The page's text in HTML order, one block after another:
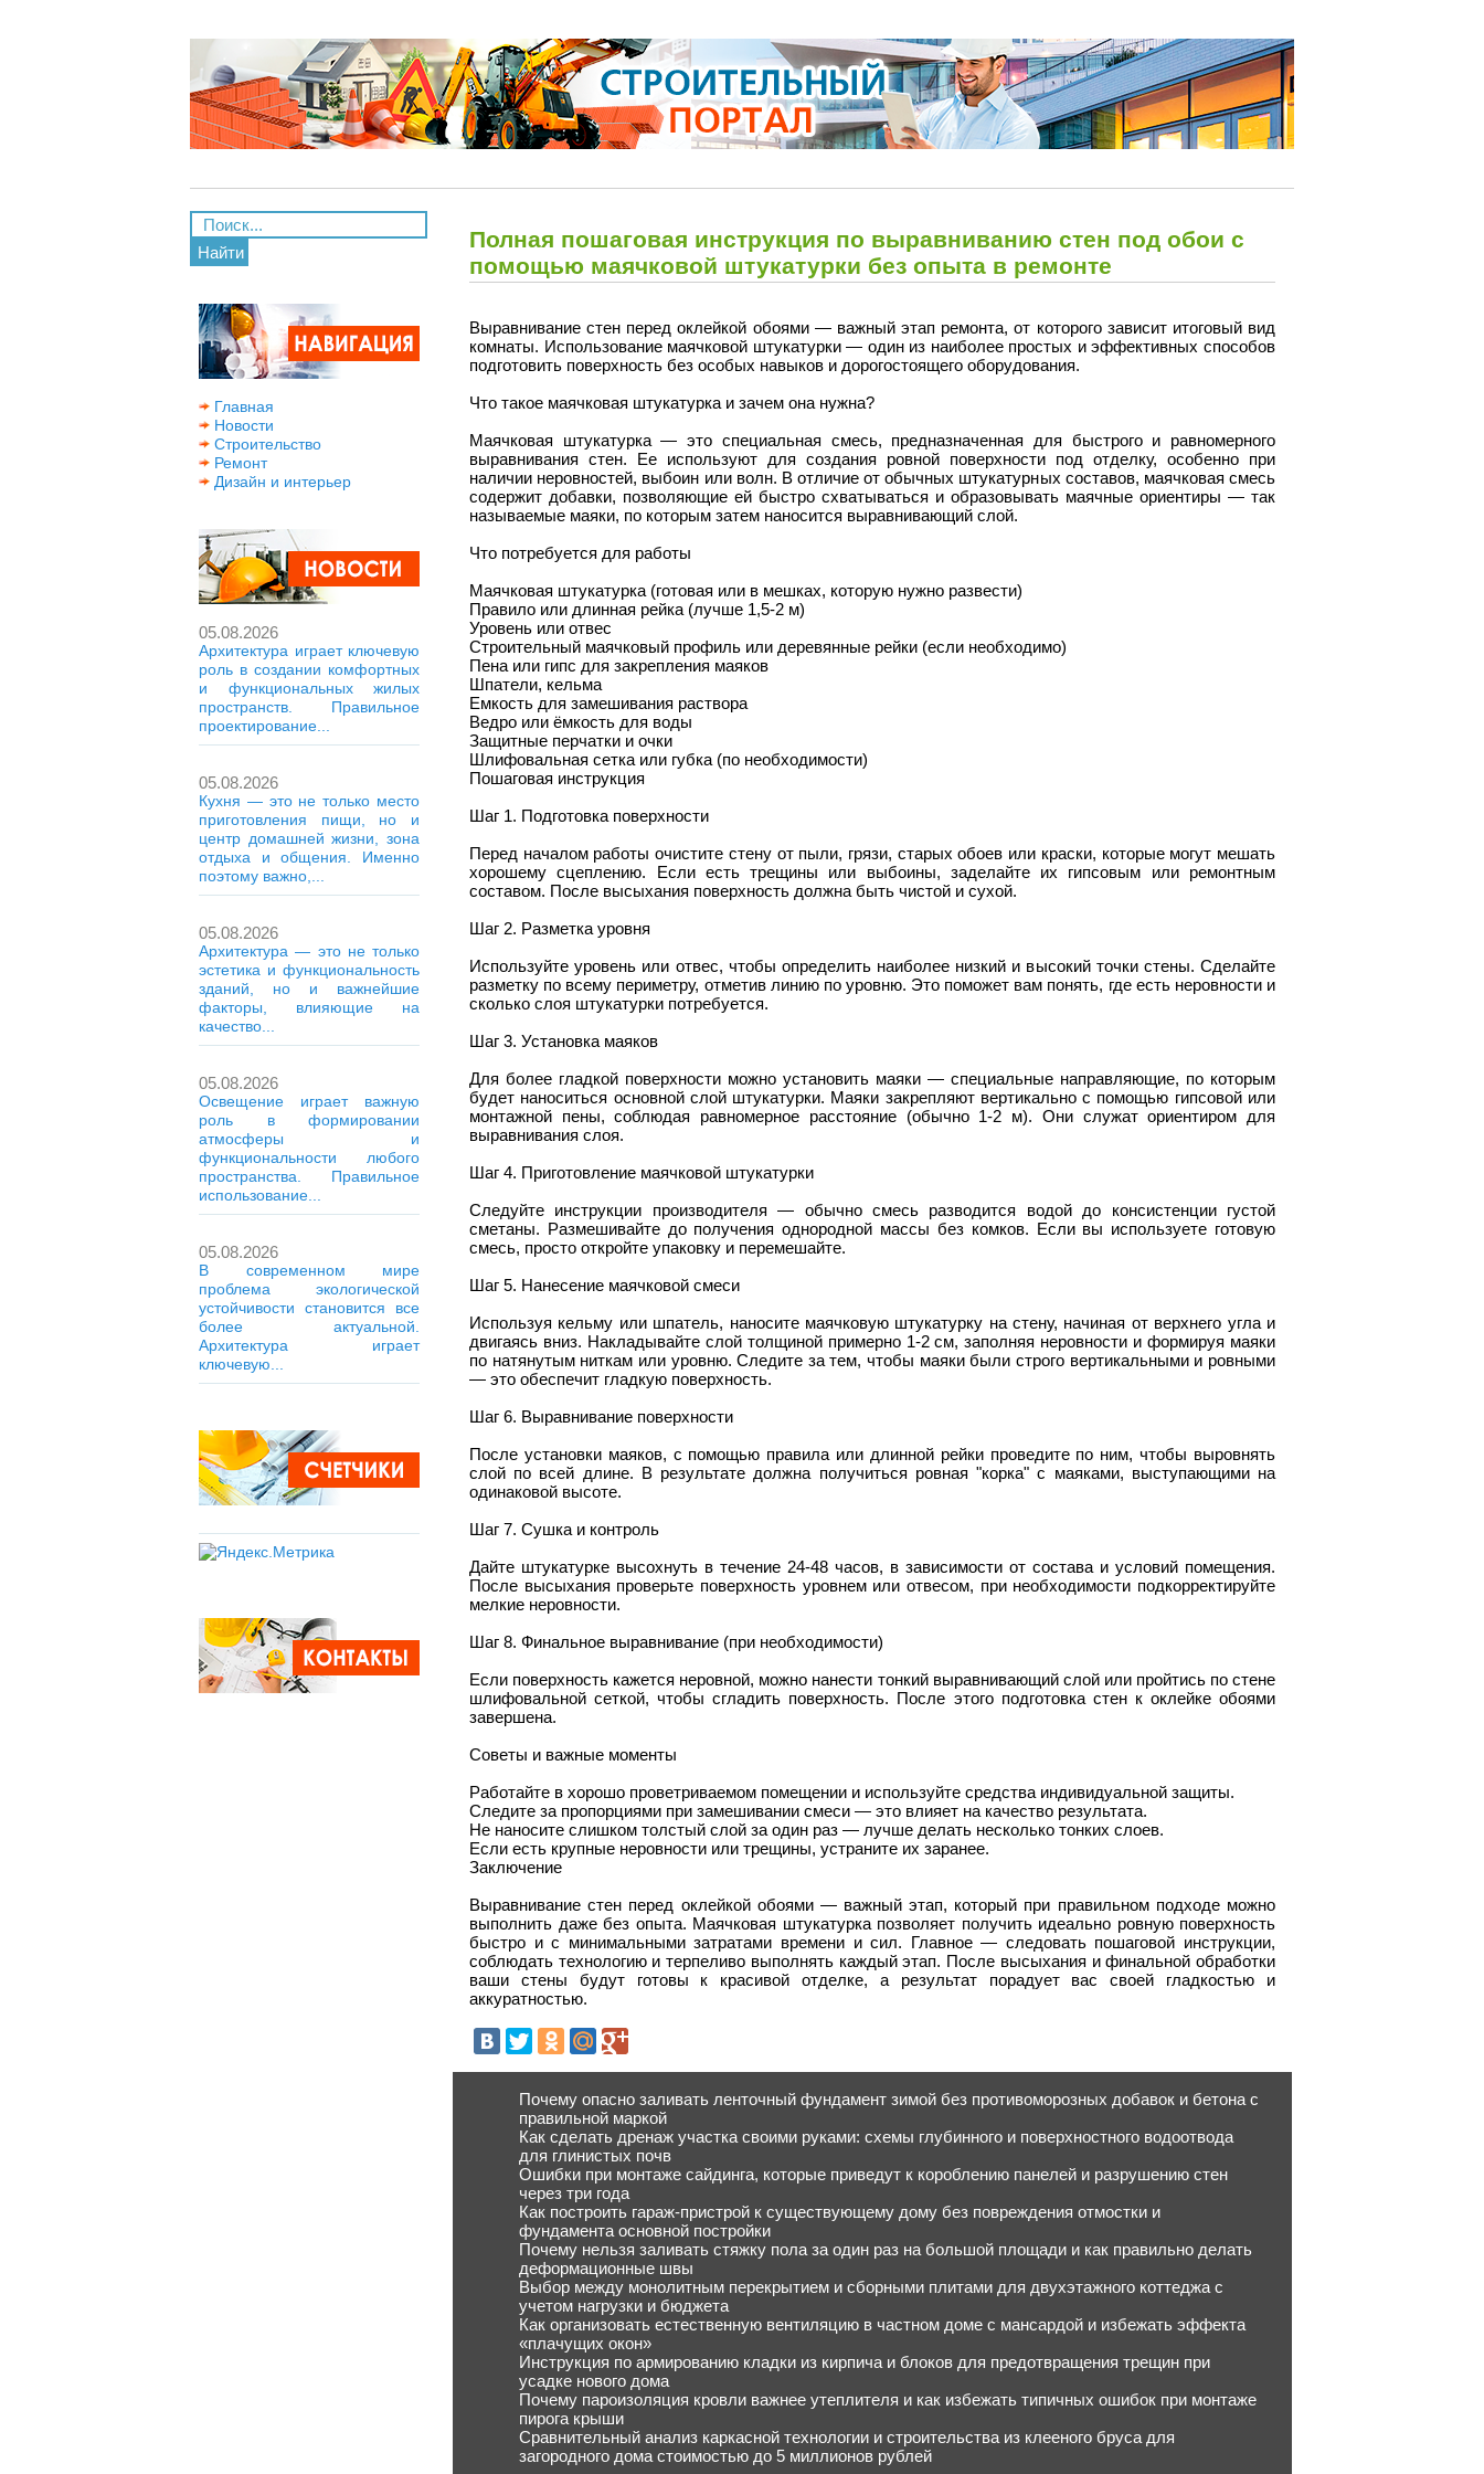
Найти
Главная
Новости
Строительство
Ремонт
Дизайн и интерьер
05.08.2026
Архитектура играет ключевую
роль в создании комфортных
и функциональных жилых
пространств. Правильное
проектирование...
05.08.2026
Кухня — это не только место
приготовления пищи, но и
центр домашней жизни, зона
отдыха и общения. Именно
поэтому важно,...
05.08.2026
Архитектура — это не только
эстетика и функциональность
зданий, но и важнейшие
факторы, влияющие на
качество...
05.08.2026
Освещение играет важную
роль в формировании
атмосферы и
функциональности любого
пространства. Правильное
использование...
05.08.2026
В современном мире
проблема экологической
устойчивости становится все
более актуальной.
Архитектура играет
ключевую...
Полная пошаговая инструкция по выравниванию стен под обои с
помощью маячковой штукатурки без опыта в ремонте
Выравнивание стен перед оклейкой обоями — важный этап ремонта, от которого зависит итоговый вид
комнаты. Использование маячковой штукатурки — один из наиболее простых и эффективных способов
подготовить поверхность без особых навыков и дорогостоящего оборудования.
Что такое маячковая штукатурка и зачем она нужна?
Маячковая штукатурка — это специальная смесь, предназначенная для быстрого и равномерного
выравнивания стен. Ее используют для создания ровной поверхности под отделку, особенно при
наличии неровностей, выбоин или волн. В отличие от обычных штукатурных составов, маячковая смесь
содержит добавки, позволяющие ей быстро схватываться и образовывать маячные ориентиры — так
называемые маяки, по которым затем наносится выравнивающий слой.
Что потребуется для работы
Маячковая штукатурка (готовая или в мешках, которую нужно развести)
Правило или длинная рейка (лучше 1,5-2 м)
Уровень или отвес
Строительный маячковый профиль или деревянные рейки (если необходимо)
Пена или гипс для закрепления маяков
Шпатели, кельма
Емкость для замешивания раствора
Ведро или ёмкость для воды
Защитные перчатки и очки
Шлифовальная сетка или губка (по необходимости)
Пошаговая инструкция
Шаг 1. Подготовка поверхности
Перед началом работы очистите стену от пыли, грязи, старых обоев или краски, которые могут мешать
хорошему сцеплению. Если есть трещины или выбоины, заделайте их гипсовым или ремонтным
составом. После высыхания поверхность должна быть чистой и сухой.
Шаг 2. Разметка уровня
Используйте уровень или отвес, чтобы определить наиболее низкий и высокий точки стены. Сделайте
разметку по всему периметру, отметив линию по уровню. Это поможет вам понять, где есть неровности и
сколько слоя штукатурки потребуется.
Шаг 3. Установка маяков
Для более гладкой поверхности можно установить маяки — специальные направляющие, по которым
будет наноситься основной слой штукатурки. Маяки закрепляют вертикально с помощью гипсовой или
монтажной пены, соблюдая равномерное расстояние (обычно 1-2 м). Они служат ориентиром для
выравнивания слоя.
Шаг 4. Приготовление маячковой штукатурки
Следуйте инструкции производителя — обычно смесь разводится водой до консистенции густой
сметаны. Размешивайте до получения однородной массы без комков. Если вы используете готовую
смесь, просто откройте упаковку и перемешайте.
Шаг 5. Нанесение маячковой смеси
Используя кельму или шпатель, наносите маячковую штукатурку на стену, начиная от верхнего угла и
двигаясь вниз. Накладывайте слой толщиной примерно 1-2 см, заполняя неровности и формируя маяки
по натянутым ниткам или уровню. Следите за тем, чтобы маяки были строго вертикальными и ровными
— это обеспечит гладкую поверхность.
Шаг 6. Выравнивание поверхности
После установки маяков, с помощью правила или длинной рейки проведите по ним, чтобы выровнять
слой по всей длине. В результате должна получиться ровная "корка" с маяками, выступающими на
одинаковой высоте.
Шаг 7. Сушка и контроль
Дайте штукатурке высохнуть в течение 24-48 часов, в зависимости от состава и условий помещения.
После высыхания проверьте поверхность уровнем или отвесом, при необходимости подкорректируйте
мелкие неровности.
Шаг 8. Финальное выравнивание (при необходимости)
Если поверхность кажется неровной, можно нанести тонкий выравнивающий слой или пройтись по стене
шлифовальной сеткой, чтобы сгладить поверхность. После этого подготовка стен к оклейке обоями
завершена.
Советы и важные моменты
Работайте в хорошо проветриваемом помещении и используйте средства индивидуальной защиты.
Следите за пропорциями при замешивании смеси — это влияет на качество результата.
Не наносите слишком толстый слой за один раз — лучше делать несколько тонких слоев.
Если есть крупные неровности или трещины, устраните их заранее.
Заключение
Выравнивание стен перед оклейкой обоями — важный этап, который при правильном подходе можно
выполнить даже без опыта. Маячковая штукатурка позволяет получить идеально ровную поверхность
быстро и с минимальными затратами времени и сил. Главное — следовать пошаговой инструкции,
соблюдать технологию и терпеливо выполнять каждый этап. После высыхания и финальной обработки
ваши стены будут готовы к красивой отделке, а результат порадует вас своей гладкостью и
аккуратностью.
Почему опасно заливать ленточный фундамент зимой без противоморозных добавок и бетона с
правильной маркой
Как сделать дренаж участка своими руками: схемы глубинного и поверхностного водоотвода
для глинистых почв
Ошибки при монтаже сайдинга, которые приведут к короблению панелей и разрушению стен
через три года
Как построить гараж-пристрой к существующему дому без повреждения отмостки и
фундамента основной постройки
Почему нельзя заливать стяжку пола за один раз на большой площади и как правильно делать
деформационные швы
Выбор между монолитным перекрытием и сборными плитами для двухэтажного коттеджа с
учетом нагрузки и бюджета
Как организовать естественную вентиляцию в частном доме с мансардой и избежать эффекта
«плачущих окон»
Инструкция по армированию кладки из кирпича и блоков для предотвращения трещин при
усадке нового дома
Почему пароизоляция кровли важнее утеплителя и как избежать типичных ошибок при монтаже
пирога крыши
Сравнительный анализ каркасной технологии и строительства из клееного бруса для
загородного дома стоимостью до 5 миллионов рублей